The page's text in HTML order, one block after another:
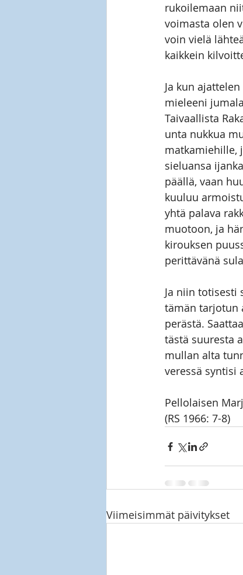
rukoilemaan
voimasta olen
voin vielä
kaikkein
Ja kun
mieleeni
Taivaallista
unta nukkua
matkamiehille,
sieluansa
päällä, vaan
kuuluu
yhtä palava
muotoon, ja
kirouksen
perittävänä
Ja niin totisesti
tämän tarjotun
perästä.
tästä suuresta
mullan alta
veressä syntisi
Pellolaisen
(RS 1966: 7-8)
Viimeisimmät päivitykset